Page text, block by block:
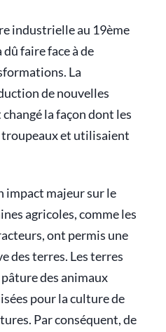
industrielle au 19ème
faire face à de
La
de nouvelles
la façon dont les
et utilisaient
impact majeur sur le
agricoles, comme les
ont permis une
des terres. Les terres
des animaux
pour la culture de
Par conséquent, de